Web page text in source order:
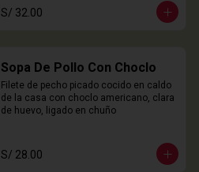
S/ 32.00
Sopa De Pollo Con Choclo
Filete de pecho picado cocido en caldo
de la casa con choclo americano, clara
de huevo, ligado en chuño
S/ 28.00